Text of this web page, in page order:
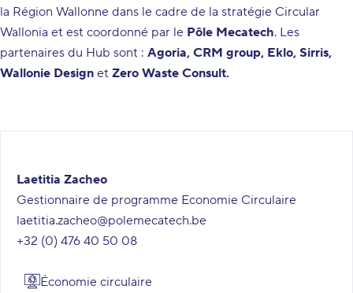
la Région Wallonne dans le cadre de la stratégie Circular
Wallonia et est coordonné par le Pôle Mecatech. Les
partenaires du Hub sont : Agoria, CRM group, Eklo, Sirris,
Wallonie Design et Zero Waste Consult.
Laetitia Zacheo
Gestionnaire de programme Economie Circulaire
laetitia.zacheo@polemecatech.be
+32 (0) 476 40 50 08
Économie circulaire